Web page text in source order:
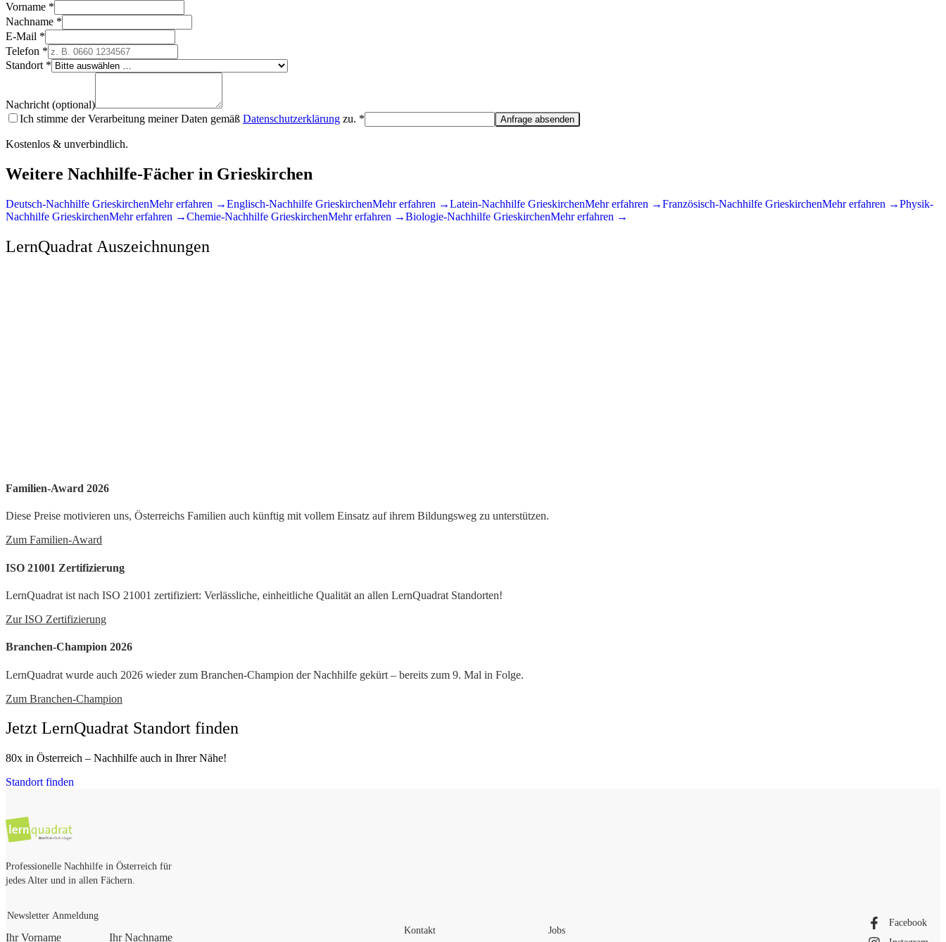
Vorname *
Nachname *
E-Mail *
Telefon *
Standort *
Nachricht (optional)
Ich stimme der Verarbeitung meiner Daten gemäß Datenschutzerklärung zu. * Anfrage absenden
Kostenlos & unverbindlich.
Weitere Nachhilfe-Fächer in Grieskirchen
Deutsch-Nachhilfe GrieskirchenMehr erfahren →Englisch-Nachhilfe GrieskirchenMehr erfahren →Latein-Nachhilfe GrieskirchenMehr erfahren →Französisch-Nachhilfe GrieskirchenMehr erfahren →Physik-
Nachhilfe GrieskirchenMehr erfahren →Chemie-Nachhilfe GrieskirchenMehr erfahren →Biologie-Nachhilfe GrieskirchenMehr erfahren →
LernQuadrat Auszeichnungen
Familien-Award 2026
Diese Preise motivieren uns, Österreichs Familien auch künftig mit vollem Einsatz auf ihrem Bildungsweg zu unterstützen.
Zum Familien-Award
ISO 21001 Zertifizierung
LernQuadrat ist nach ISO 21001 zertifiziert: Verlässliche, einheitliche Qualität an allen LernQuadrat Standorten!
Zur ISO Zertifizierung
Branchen-Champion 2026
LernQuadrat wurde auch 2026 wieder zum Branchen-Champion der Nachhilfe gekürt – bereits zum 9. Mal in Folge.
Zum Branchen-Champion
Jetzt LernQuadrat Standort finden
80x in Österreich – Nachhilfe auch in Ihrer Nähe!
Standort finden
Professionelle Nachhilfe in Österreich für
jedes Alter und in allen Fächern.
Newsletter Anmeldung
Ihr Vorname Ihr Nachname
Kontakt Jobs
Facebook